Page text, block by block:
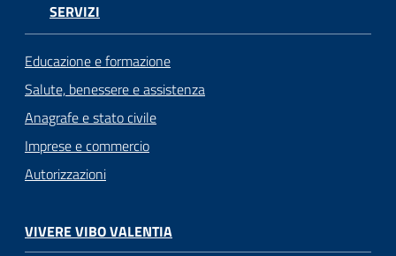
SERVIZI
Educazione e formazione
Salute, benessere e assistenza
Anagrafe e stato civile
Imprese e commercio
Autorizzazioni
VIVERE VIBO VALENTIA